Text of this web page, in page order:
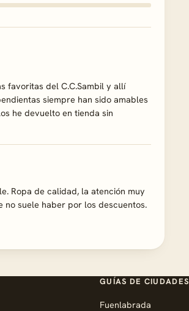
favoritas del C.C.Sambil y allí
siempre han sido amables
he devuelto en tienda sin
Ropa de calidad, la atención muy
suele haber por los descuentos.
GUÍAS DE CIUDADES
Fuenlabrada